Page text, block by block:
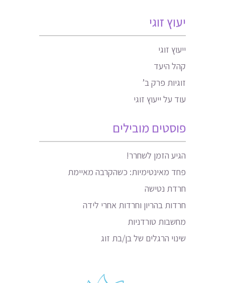
יעוץ זוגי
ייעוץ זוגי
קהל היעד
זוגיות פרק ב’
עוד על ייעוץ זוגי
פוסטים מובילים
הגיע הזמן לשחרר!
פחד מאינטימיות: כשהקרבה מאיימת
חרדת נטישה
חרדות בהריון וחרדות אחרי לידה
מחשבות טורדניות
שינוי הרגלים של בן/בת זוג